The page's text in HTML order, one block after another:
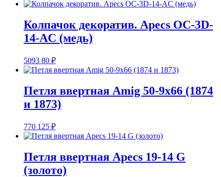
Колпачок декоратив. Apecs OC-3D-
14-AC (медь)
5093 80 ₽
Петля ввертная Amig 50-9х66 (1874
и 1873)
770 125 ₽
Петля ввертная Apecs 19-14 G
(золото)